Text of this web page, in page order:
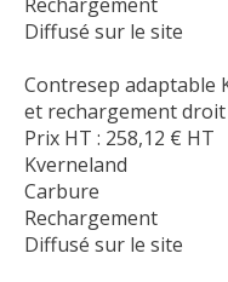
Diffusé sur le site
Contresep adaptable
et rechargement droit
Prix HT : 258,12 € HT
Kverneland
Carbure
Rechargement
Diffusé sur le site